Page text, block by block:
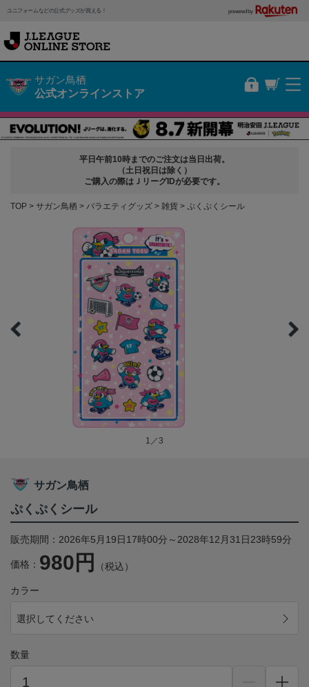
ユニフォームなどの公式グッズが買える！ powered by
サガン鳥栖
公式オンラインストア
平日午前10時までのご注文は当日出荷。
（土日祝日は除く）
ご購入の際はＪリーグIDが必要です。
TOP サガン鳥栖 バラエティグッズ 雑貨 ぷくぷくシール
1／3
サガン鳥栖
ぷくぷくシール
販売期間：2026年5月19日17時00分～2028年12月31日23時59分
価格： 980円 （税込）
カラー
選択してください
数量